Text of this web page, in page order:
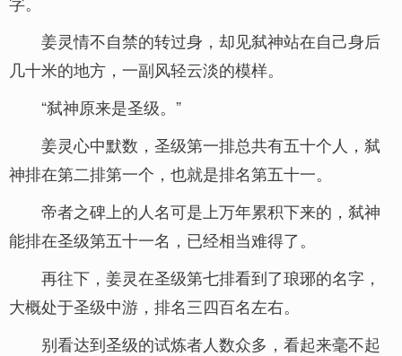
姜灵情不自禁的转过身，却见弑神站在自己身后
几十米的地方，一副风轻云淡的模样。
“弑神原来是圣级。”
姜灵心中默数，圣级第一排总共有五十个人，弑
神排在第二排第一个，也就是排名第五十一。
帝者之碑上的人名可是上万年累积下来的，弑神
能排在圣级第五十一名，已经相当难得了。
再往下，姜灵在圣级第七排看到了琅琊的名字，
大概处于圣级中游，排名三四百名左右。
别看达到圣级的试炼者人数众多，看起来毫不起